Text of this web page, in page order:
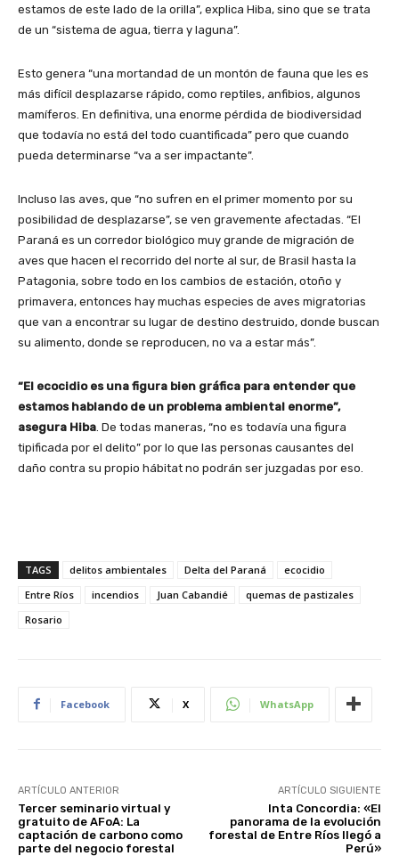
estamos de este lado de la orilla”, explica Hiba, sino que se trata
de un “sistema de agua, tierra y laguna”.
Esto genera “una mortandad de un montón de fauna que les es
más difícil desplazarse rápido, como reptiles, anfibios, algunos
mamíferos. En definitiva, una enorme pérdida de biodiversidad
que todavía no está del todo cuantificada” pero que cuando
pueda determinarse “va a ser impactante”.
Incluso las aves, que “no sufren en el primer momento por su
posibilidad de desplazarse”, se ven gravemente afectadas. “El
Paraná es un corredor biológico muy grande de migración de
aves que hacen el recorrido del norte al sur, de Brasil hasta la
Patagonia, sobre todo en los cambios de estación, otoño y
primavera, entonces hay muchas especies de aves migratorias
que van a encontrar su lugar de destino destruido, donde buscan
su alimento, donde se reproducen, no va a estar más”.
“El ecocidio es una figura bien gráfica para entender que
estamos hablando de un problema ambiental enorme”,
asegura Hiba . De todas maneras, “no es todavía una figura
tipificada por el delito” por lo que las personas causantes del
daño contra su propio hábitat no podrán ser juzgadas por eso.
TAGS delitos ambientales Delta del Paraná
ecocidio
Entre Ríos
incendios Juan Cabandié
quemas de pastizales
Rosario
Facebook X WhatsApp
ARTÍCULO ANTERIOR
Tercer seminario virtual y
gratuito de AFoA: La
captación de carbono como
parte del negocio forestal
ARTÍCULO SIGUIENTE
Inta Concordia: «El
panorama de la evolución
forestal de Entre Ríos llegó a
Perú»